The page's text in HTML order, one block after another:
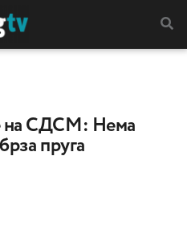
на СДСМ: Нема
пруга